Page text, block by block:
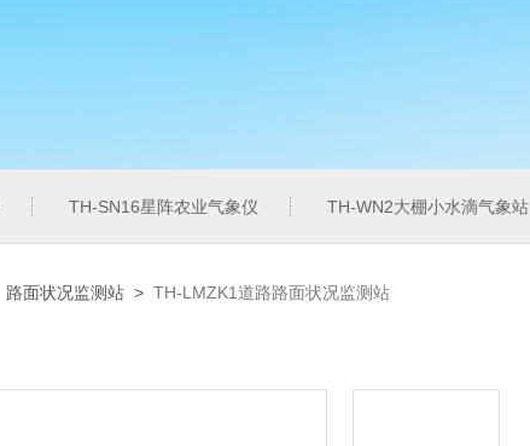
TH-SN16星阵农业气象仪 TH-WN2大棚小水滴气象站
路面状况监测站 > TH-LMZK1道路路面状况监测站